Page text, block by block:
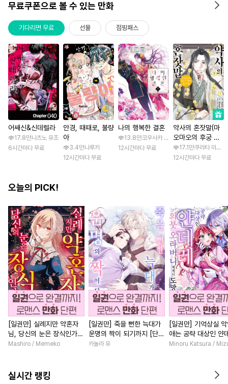
무료쿠폰으로 볼 수 있는 만화
기다리면 무료 선물 점핑패스
어쌔신&신데렐라
17.8만나츠노 유조
6시간마다 무료
안경, 때때로, 불량
아
3.4만나루키
12시간마다 무료
나의 행복한 결혼
13.8만코우사카 리토 / 아기토기 아쿠미
12시간마다 무료
약사의 혼잣말(마
오마오의 후궁 수
수께끼 풀이수첩)
17.1만쿠라타 미노
12시간마다 무료
오늘의 PICK!
[일권만] 실례지만 약혼자
님, 당신의 눈은 장식인가
요? [단행본]
Mashiro / Memeko
[일권만] 죽을 뻔한 늑대가
운명의 짝이 되기까지 [단행
본]
카놀라 유
[일권만] 기억상실
애는 공략 대상인 얀
붓 오라버니에게서
Minoru Katsura /
실시간 랭킹